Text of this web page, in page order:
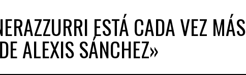
ESTÁ CADA VEZ MÁS
ALEXIS SÁNCHEZ»